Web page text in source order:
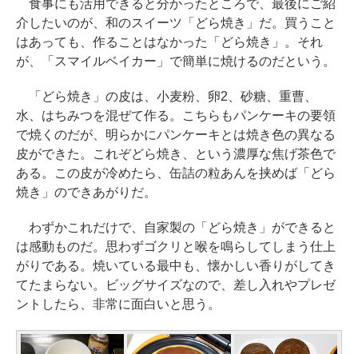
食事にも活用できると分かったところで、最後にご紹
介したいのが、和のスイーツ「どら焼き」だ。買うこと
はあっても、作ることはなかった「どら焼き」。それ
が、「スマイルベイカー」で簡単に焼けるのだという。
「どら焼き」の皮は、小麦粉、卵2、砂糖、重曹、
水、はちみつを混ぜて作る。こちらもパンケーキの要領
で焼くのだが、明らかにパンケーキとは焼き色の異なる
皮ができた。これぞどら焼き、という濃厚な焦げ茶色で
ある。この皮が冷めたら、缶詰の粒あんを挟めば「どら
焼き」のできあがりだ。
わずかこれだけで、自家製の「どら焼き」ができると
は感動ものだ。思わずゴクリと喉を鳴らしてしまう仕上
がりである。焼いている最中も、懐かしい香りがしてき
てたまらない。ビッグサイズなので、差し入れやプレゼ
ントしたら、非常に面白いと思う。